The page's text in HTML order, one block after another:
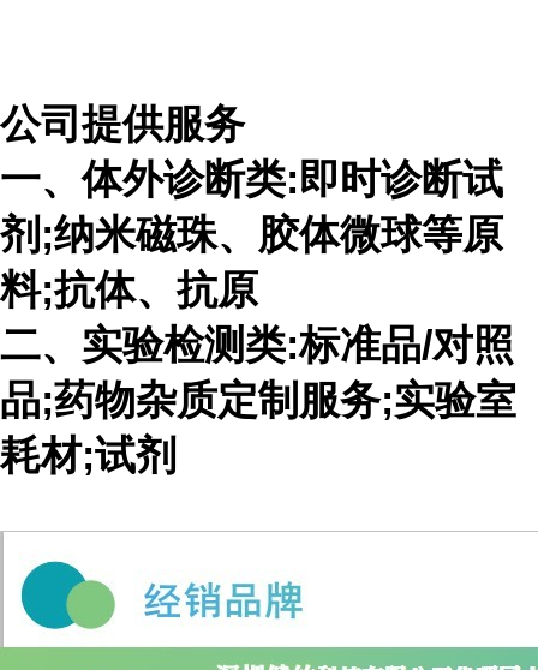
公司提供服务
一、体外诊断类:即时诊断试
剂;纳米磁珠、胶体微球等原
料;抗体、抗原
二、实验检测类:标准品/对照
品;药物杂质定制服务;实验室
耗材;试剂